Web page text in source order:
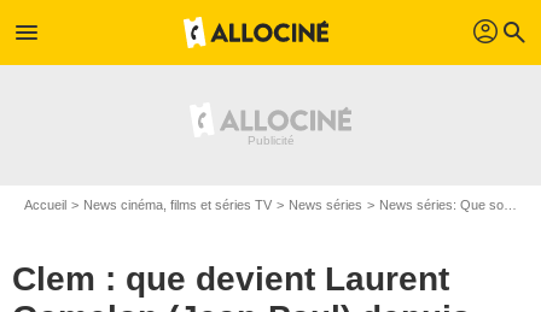
menu profil search
Accueil News cinéma, films et séries TV News séries News séries: Que sont-ils devenus ?
Clem : que devient Laurent